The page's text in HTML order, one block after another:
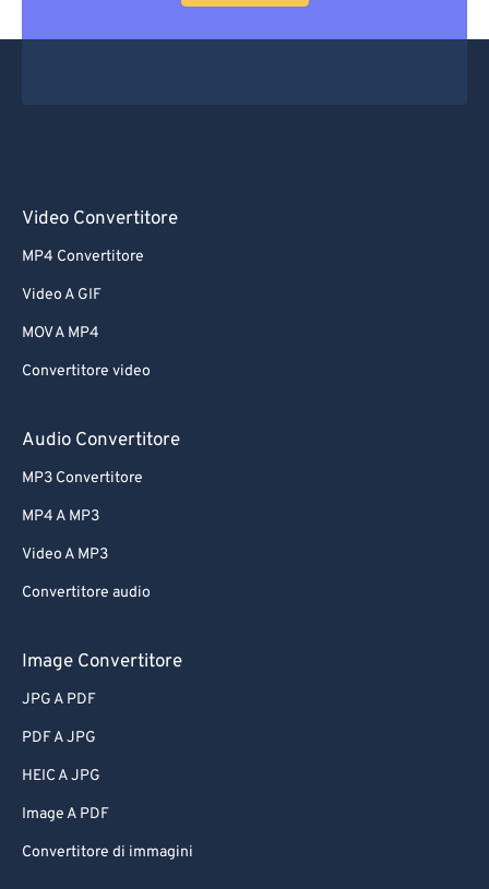
Video Convertitore
MP4 Convertitore
Video A GIF
MOV A MP4
Convertitore video
Audio Convertitore
MP3 Convertitore
MP4 A MP3
Video A MP3
Convertitore audio
Image Convertitore
JPG A PDF
PDF A JPG
HEIC A JPG
Image A PDF
Convertitore di immagini